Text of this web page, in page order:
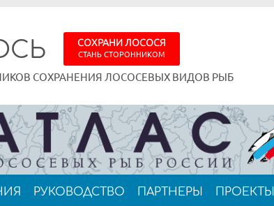
СОХРАНЕНИЯ ЛОСОСЕВЫХ ВИДОВ РЫБ
СОХРАНИ ЛОСОСЯ
СТАНЬ СТОРОННИКОМ
РУКОВОДСТВО ПАРТНЕРЫ ПРОЕКТЫ